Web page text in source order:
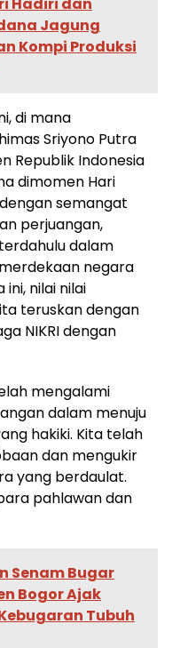
Jagung
Kompi Produksi
di mana
Sriyono Putra
Republik Indonesia
dimomen Hari
semangat
perjuangan,
dalam
negara
nilai nilai
teruskan dengan
NIKRI dengan
mengalami
dalam menuju
hakiki. Kita telah
dan mengukir
yang berdaulat.
pahlawan dan
Senam Bugar
Bogor Ajak
Tubuh